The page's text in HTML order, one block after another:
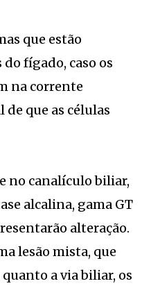
que estão
fígado, caso os
na corrente
que as células
no canalículo biliar,
alcalina, gama GT
alteração.
lesão mista, que
a via biliar, os